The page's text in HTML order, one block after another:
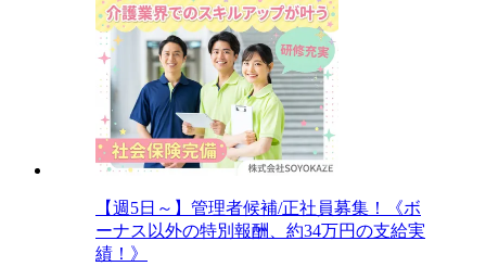
【週5日～】管理者候補/正社員募集！《ボ
ーナス以外の特別報酬、約34万円の支給実
績！》